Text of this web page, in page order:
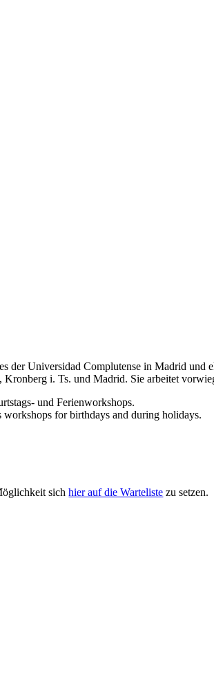
der Universidad Complutense in Madrid und
i. Ts. und Madrid. Sie arbeitet
und Ferienworkshops.
for birthdays and during holidays.
sichhier auf die Warteliste zu setzen.